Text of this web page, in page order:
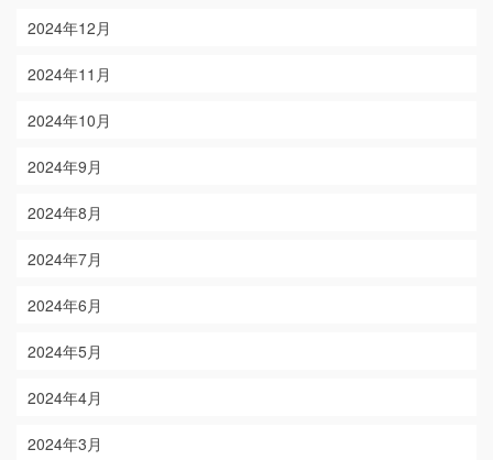
2024年12月
2024年11月
2024年10月
2024年9月
2024年8月
2024年7月
2024年6月
2024年5月
2024年4月
2024年3月